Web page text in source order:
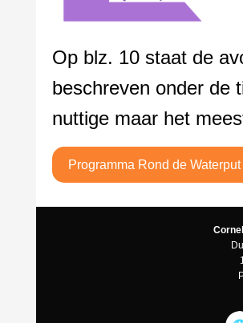
Op blz. 10 staat de
beschreven onder de
nuttige maar het
Programma Rond de Waterput